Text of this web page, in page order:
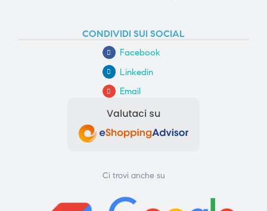
CONDIVIDI SUI SOCIAL
Facebook
Linkedin
Email
Ci trovi anche su